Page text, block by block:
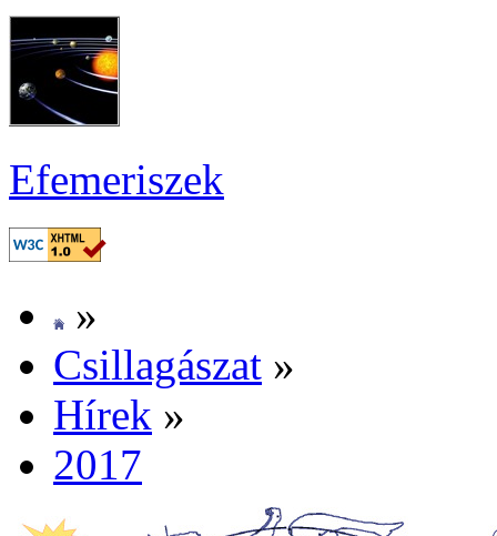
Efe­me­ri­szek
»
Csil­la­gá­szat »
Hí­rek »
2017